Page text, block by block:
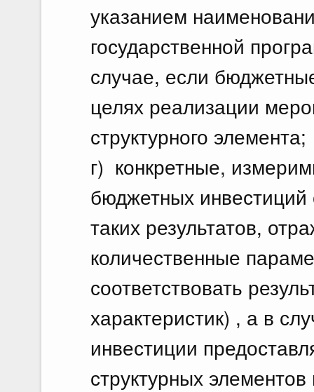
указанием
государственной
случае, если
целях реализации
структурного элемента;
г) конкретные,
бюджетных инвестиций
таких результатов,
количественные
соответствовать
характеристик) , а в
инвестиции
структурных